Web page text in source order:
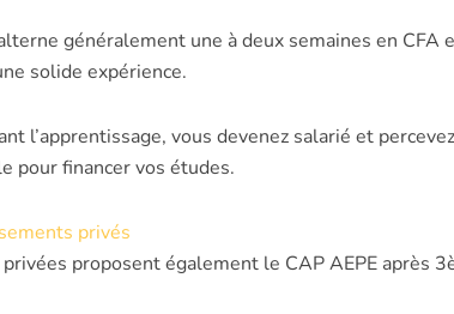
généralement une à deux semaines en
solide expérience.
l’apprentissage, vous devenez salarié et
pour financer vos études.
privés
proposent également le CAP AEPE après